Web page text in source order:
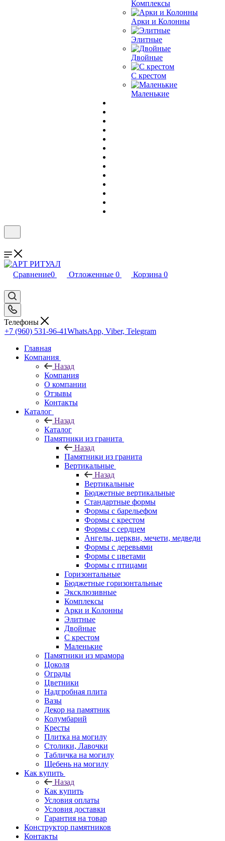
Комплексы
Арки и Колонны
Элитные
Двойные
С крестом
Маленькие
Сравнение0 Отложенные 0 Корзина 0
Телефоны
+7 (960) 531-96-41WhatsApp, Viber, Telegram
Главная
Компания
Назад
Компания
О компании
Отзывы
Контакты
Каталог
Назад
Каталог
Памятники из гранита
Назад
Памятники из гранита
Вертикальные
Назад
Вертикальные
Бюджетные вертикальные
Стандартные формы
Формы с барельефом
Формы с крестом
Формы с сердцем
Ангелы, церкви, мечети, медведи
Формы с деревьями
Формы с цветами
Формы с птицами
Горизонтальные
Бюджетные горизонтальные
Эксклюзивные
Комплексы
Арки и Колонны
Элитные
Двойные
С крестом
Маленькие
Памятники из мрамора
Цоколя
Ограды
Цветники
Надгробная плита
Вазы
Декор на памятник
Колумбарий
Кресты
Плитка на могилу
Столики, Лавочки
Табличка на могилу
Щебень на могилу
Как купить
Назад
Как купить
Условия оплаты
Условия доставки
Гарантия на товар
Конструктор памятников
Контакты